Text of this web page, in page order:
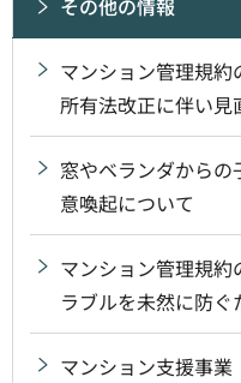
その他の情報
マンション管理規
所有法改正に伴い見
窓やベランダから
意喚起について
マンション管理規
ラブルを未然に防ぐ
マンション支援事業